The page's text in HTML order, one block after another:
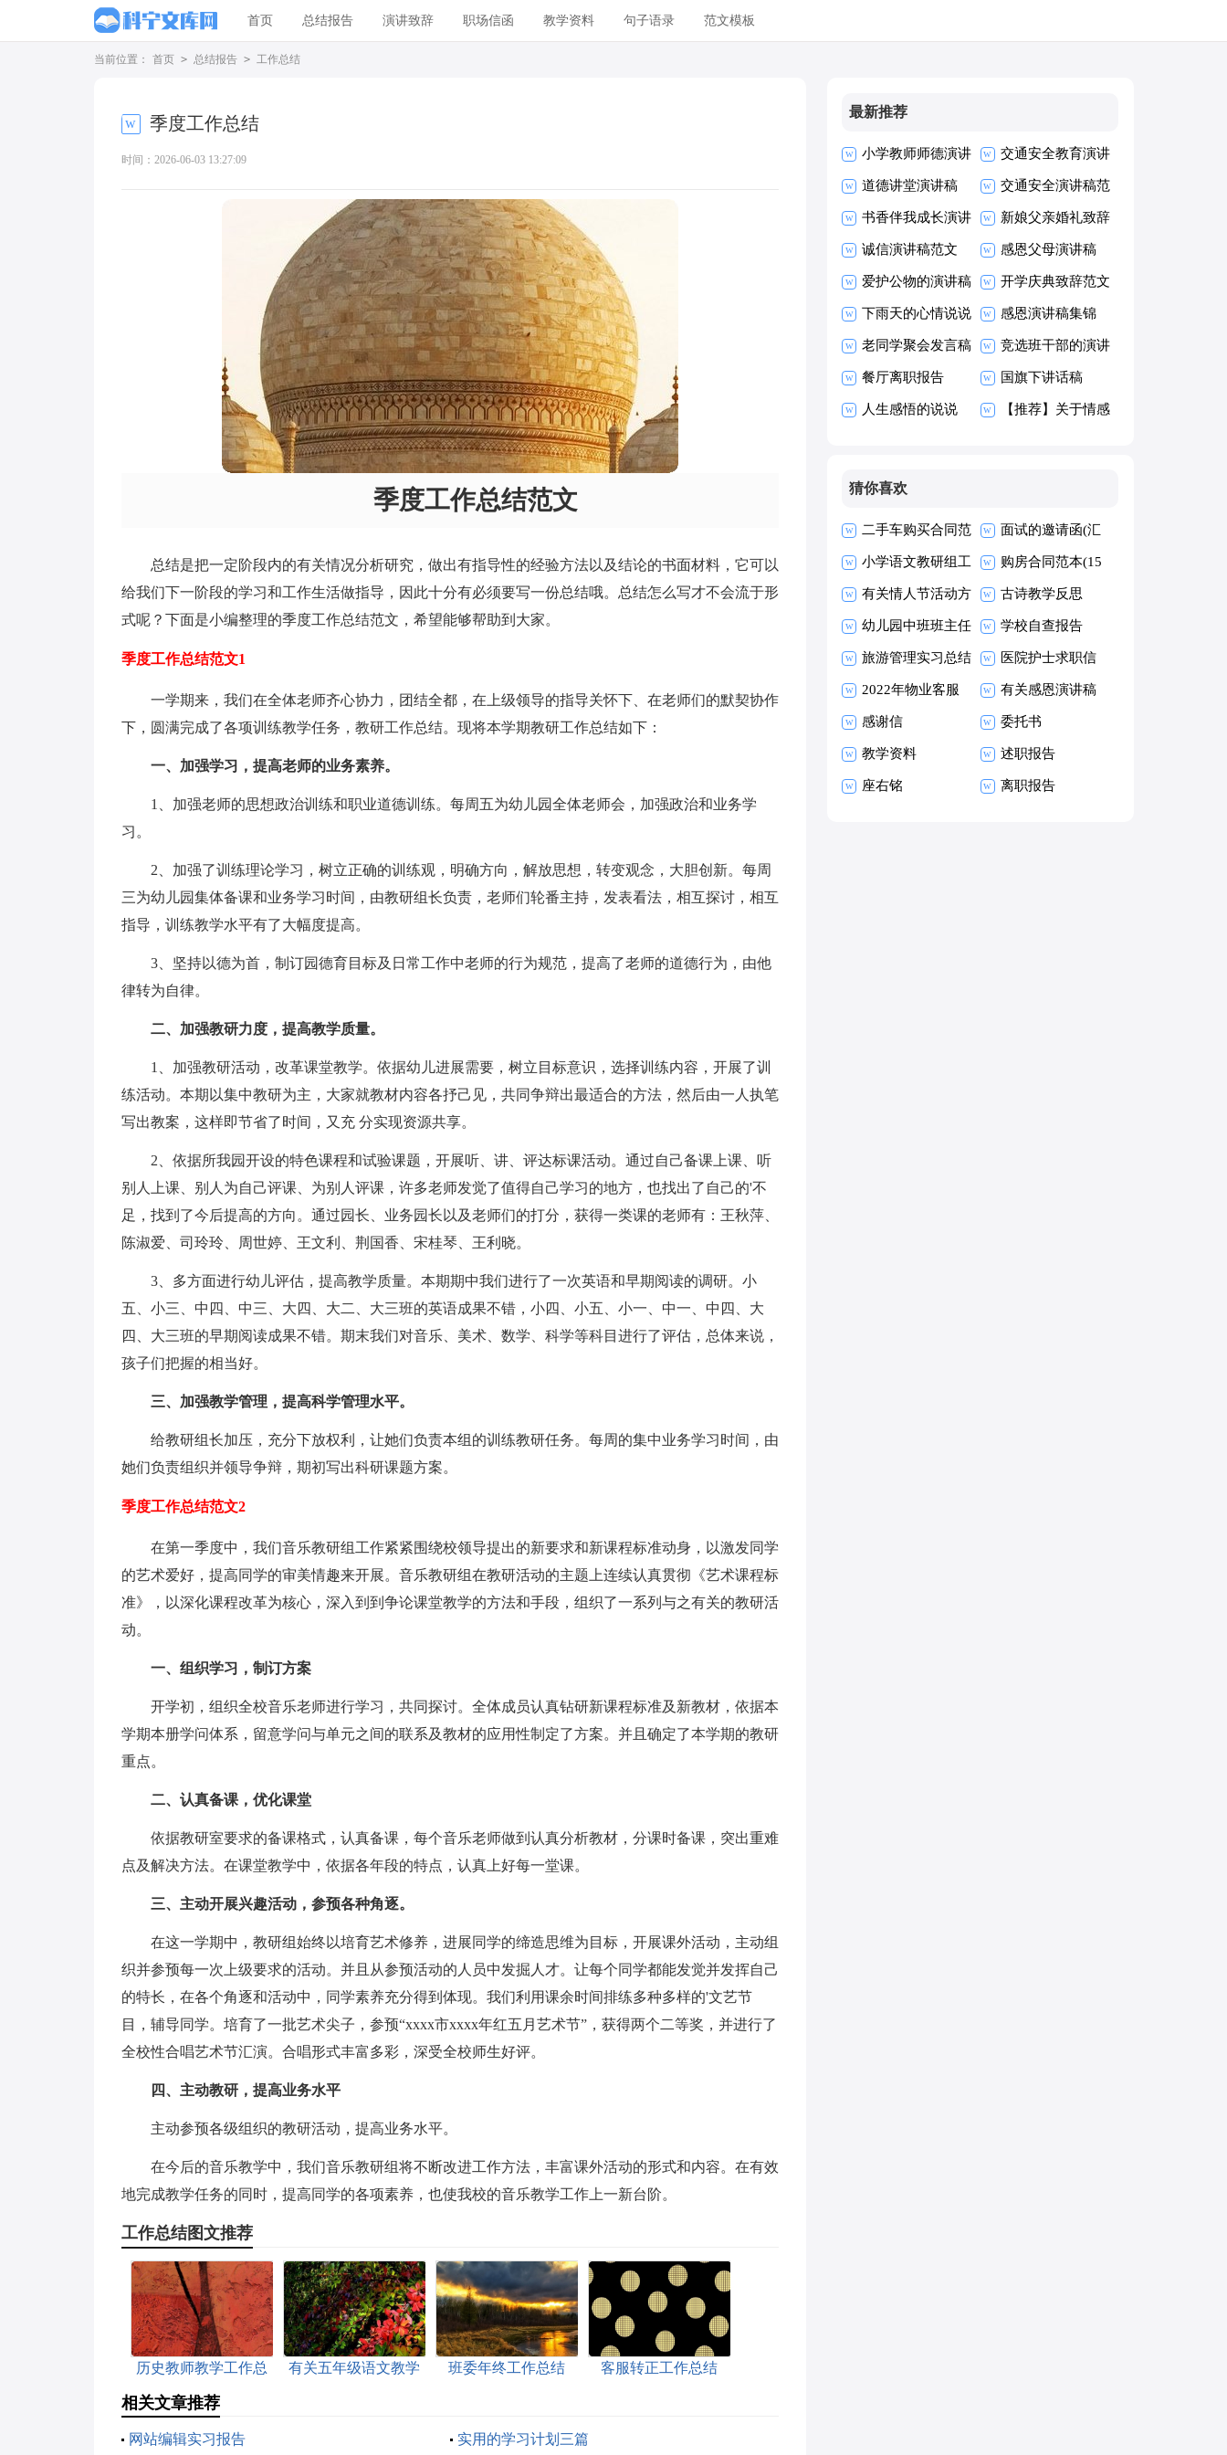
首页 总结报告 演讲致辞 职场信函 教学资料 句子语录 范文模板
当前位置： 首页 > 总结报告 > 工作总结
季度工作总结
时间：2026-06-03 13:27:09
季度工作总结范文
总结是把一定阶段内的有关情况分析研究，做出有指导性的经验方法以及结论的书面材料，它可以
给我们下一阶段的学习和工作生活做指导，因此十分有必须要写一份总结哦。总结怎么写才不会流于形
式呢？下面是小编整理的季度工作总结范文，希望能够帮助到大家。
季度工作总结范文1
一学期来，我们在全体老师齐心协力，团结全都，在上级领导的指导关怀下、在老师们的默契协作
下，圆满完成了各项训练教学任务，教研工作总结。现将本学期教研工作总结如下：
一、加强学习，提高老师的业务素养。
1、加强老师的思想政治训练和职业道德训练。每周五为幼儿园全体老师会，加强政治和业务学
习。
2、加强了训练理论学习，树立正确的训练观，明确方向，解放思想，转变观念，大胆创新。每周
三为幼儿园集体备课和业务学习时间，由教研组长负责，老师们轮番主持，发表看法，相互探讨，相互
指导，训练教学水平有了大幅度提高。
3、坚持以德为首，制订园德育目标及日常工作中老师的行为规范，提高了老师的道德行为，由他
律转为自律。
二、加强教研力度，提高教学质量。
1、加强教研活动，改革课堂教学。依据幼儿进展需要，树立目标意识，选择训练内容，开展了训
练活动。本期以集中教研为主，大家就教材内容各抒己见，共同争辩出最适合的方法，然后由一人执笔
写出教案，这样即节省了时间，又充 分实现资源共享。
2、依据所我园开设的特色课程和试验课题，开展听、讲、评达标课活动。通过自己备课上课、听
别人上课、别人为自己评课、为别人评课，许多老师发觉了值得自己学习的地方，也找出了自己的'不
足，找到了今后提高的方向。通过园长、业务园长以及老师们的打分，获得一类课的老师有：王秋萍、
陈淑爱、司玲玲、周世婷、王文利、荆国香、宋桂琴、王利晓。
3、多方面进行幼儿评估，提高教学质量。本期期中我们进行了一次英语和早期阅读的调研。小
五、小三、中四、中三、大四、大二、大三班的英语成果不错，小四、小五、小一、中一、中四、大
四、大三班的早期阅读成果不错。期末我们对音乐、美术、数学、科学等科目进行了评估，总体来说，
孩子们把握的相当好。
三、加强教学管理，提高科学管理水平。
给教研组长加压，充分下放权利，让她们负责本组的训练教研任务。每周的集中业务学习时间，由
她们负责组织并领导争辩，期初写出科研课题方案。
季度工作总结范文2
在第一季度中，我们音乐教研组工作紧紧围绕校领导提出的新要求和新课程标准动身，以激发同学
的艺术爱好，提高同学的审美情趣来开展。音乐教研组在教研活动的主题上连续认真贯彻《艺术课程标
准》，以深化课程改革为核心，深入到到争论课堂教学的方法和手段，组织了一系列与之有关的教研活
动。
一、组织学习，制订方案
开学初，组织全校音乐老师进行学习，共同探讨。全体成员认真钻研新课程标准及新教材，依据本
学期本册学问体系，留意学问与单元之间的联系及教材的应用性制定了方案。并且确定了本学期的教研
重点。
二、认真备课，优化课堂
依据教研室要求的备课格式，认真备课，每个音乐老师做到认真分析教材，分课时备课，突出重难
点及解决方法。在课堂教学中，依据各年段的特点，认真上好每一堂课。
三、主动开展兴趣活动，参预各种角逐。
在这一学期中，教研组始终以培育艺术修养，进展同学的缔造思维为目标，开展课外活动，主动组
织并参预每一次上级要求的活动。并且从参预活动的人员中发掘人才。让每个同学都能发觉并发挥自己
的特长，在各个角逐和活动中，同学素养充分得到体现。我们利用课余时间排练多种多样的'文艺节
目，辅导同学。培育了一批艺术尖子，参预“xxxx市xxxx年红五月艺术节”，获得两个二等奖，并进行了
全校性合唱艺术节汇演。合唱形式丰富多彩，深受全校师生好评。
四、主动教研，提高业务水平
主动参预各级组织的教研活动，提高业务水平。
在今后的音乐教学中，我们音乐教研组将不断改进工作方法，丰富课外活动的形式和内容。在有效
地完成教学任务的同时，提高同学的各项素养，也使我校的音乐教学工作上一新台阶。
工作总结图文推荐
历史教师教学工作总
有关五年级语文教学
班委年终工作总结 客服转正工作总结
相关文章推荐
网站编辑实习报告 实用的学习计划三篇
最新推荐
小学教师师德演讲
稿
交通安全教育演讲
稿
道德讲堂演讲稿 交通安全演讲稿范
文
书香伴我成长演讲
稿优秀
新娘父亲婚礼致辞
诚信演讲稿范文 感恩父母演讲稿
【热门】
爱护公物的演讲稿 开学庆典致辞范文
下雨天的心情说说
(通用15篇)
感恩演讲稿集锦
15篇
老同学聚会发言稿
范文
竞选班干部的演讲
稿15篇
餐厅离职报告 国旗下讲话稿
人生感悟的说说 【推荐】关于情感
猜你喜欢
二手车购买合同范
本
面试的邀请函(汇
编15篇)
小学语文教研组工
作计划
购房合同范本(15
篇)
有关情人节活动方
案(通用15篇)
古诗教学反思
幼儿园中班班主任
工作总结15篇
学校自查报告
旅游管理实习总结 医院护士求职信
10篇
2022年物业客服
部年终总结
有关感恩演讲稿
感谢信 委托书
教学资料 述职报告
座右铭 离职报告